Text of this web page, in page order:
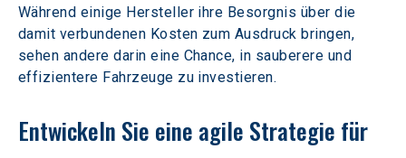
Während einige Hersteller ihre Besorgnis über die
damit verbundenen Kosten zum Ausdruck bringen,
sehen andere darin eine Chance, in sauberere und
effizientere Fahrzeuge zu investieren.
Entwickeln Sie eine agile Strategie für